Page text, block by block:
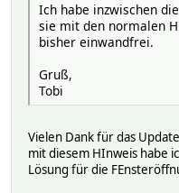
Ich habe inzwischen
sie mit den normalen
bisher einwandfrei.
Gruß,
Tobi
Vielen Dank für das
mit diesem HInweis habe
Lösung für die